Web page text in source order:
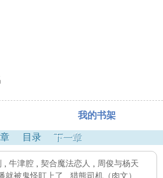
我的书架
目录 下一章
牛津腔 契合魔法恋人
周俊与杨天
就被鬼怪盯上了 猎熊司机（肉文）